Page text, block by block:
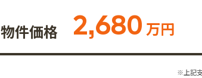
物件価格 2,680 万円
※上記